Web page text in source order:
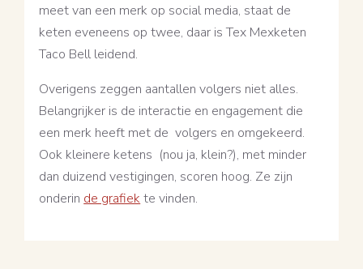
meet van een merk op social media, staat de
keten eveneens op twee, daar is Tex Mexketen
Taco Bell leidend.
Overigens zeggen aantallen volgers niet alles.
Belangrijker is de interactie en engagement die
een merk heeft met de volgers en omgekeerd.
Ook kleinere ketens (nou ja, klein?), met minder
dan duizend vestigingen, scoren hoog. Ze zijn
onderin de grafiekte vinden.